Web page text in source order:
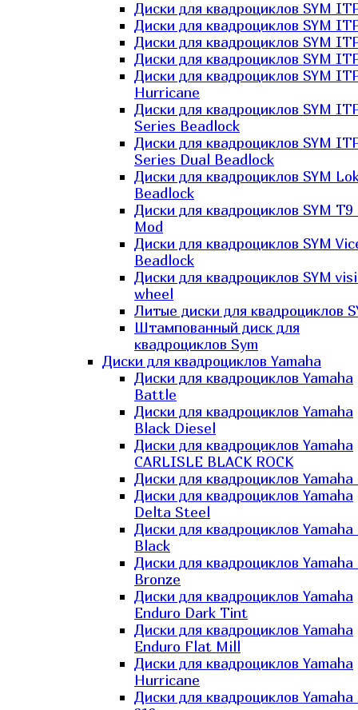
Диски для квадроциклов SYM
Диски для квадроциклов SYM
Диски для квадроциклов SYM
Диски для квадроциклов SYM
Диски для квадроциклов SYM
Hurricane
Диски для квадроциклов SYM
Series Beadlock
Диски для квадроциклов SYM
Series Dual Beadlock
Диски для квадроциклов SYM
Beadlock
Диски для квадроциклов SYM T9
Mod
Диски для квадроциклов SYM
Beadlock
Диски для квадроциклов SYM
wheel
Литые диски для квадроциклов
Штампованный диск для
квадроциклов Sym
Диски для квадроциклов Yamaha
Диски для квадроциклов Yamaha
Battle
Диски для квадроциклов Yamaha
Black Diesel
Диски для квадроциклов Yamaha
CARLISLE BLACK ROCK
Диски для квадроциклов Yamaha
Диски для квадроциклов Yamaha
Delta Steel
Диски для квадроциклов
Black
Диски для квадроциклов
Bronze
Диски для квадроциклов Yamaha
Enduro Dark Tint
Диски для квадроциклов Yamaha
Enduro Flat Mill
Диски для квадроциклов Yamaha
Hurricane
Диски для квадроциклов